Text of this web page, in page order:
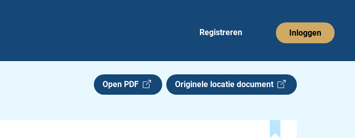
Registreren Inloggen
Open PDF Originele locatie document